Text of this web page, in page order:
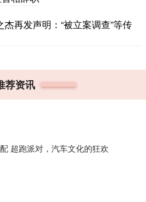
再发声明：“被立案调查”等传
荐资讯
超跑派对，汽车文化的狂欢